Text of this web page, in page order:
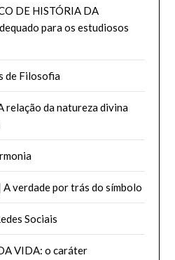
DE HISTÓRIA DA
para os estudiosos
de Filosofia
relação da natureza divina
verdade por trás do símbolo
Sociais
VIDA: o caráter